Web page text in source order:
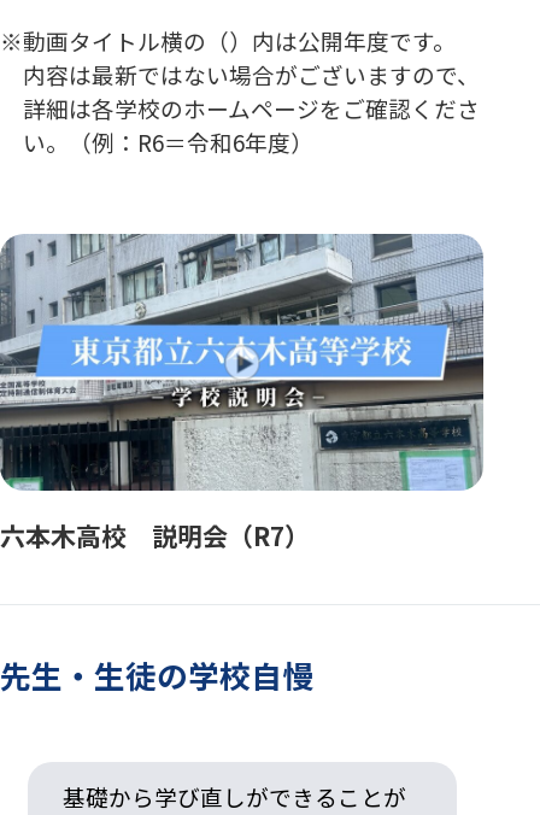
動画タイトル横の（）内は公開年度です。
内容は最新ではない場合がございますので、
詳細は各学校のホームページをご確認くださ
い。（例：R6＝令和6年度）
六本木高校 説明会（R7）
先生・生徒の学校自慢
基礎から学び直しができることが